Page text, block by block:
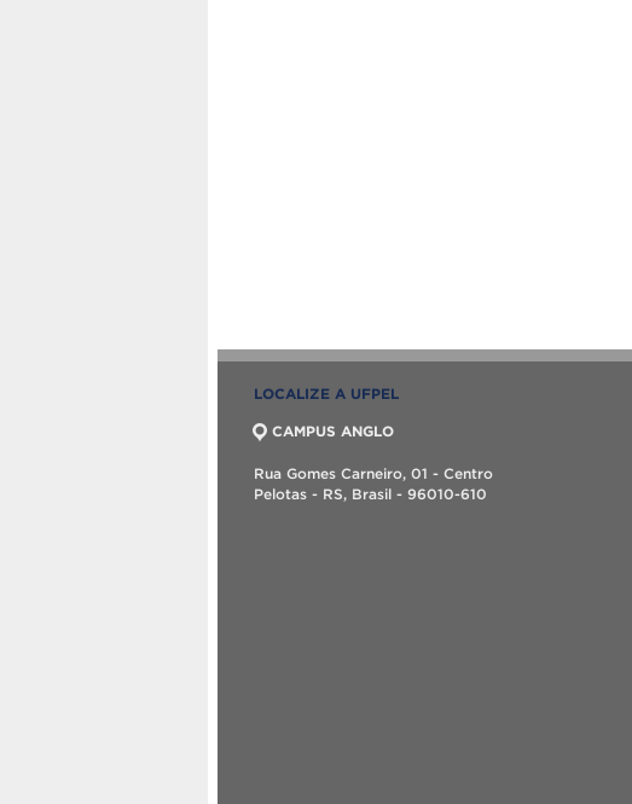
LOCALIZE A UFPEL
CAMPUS ANGLO
Rua Gomes Carneiro, 01 - Centro
Pelotas - RS, Brasil - 96010-610